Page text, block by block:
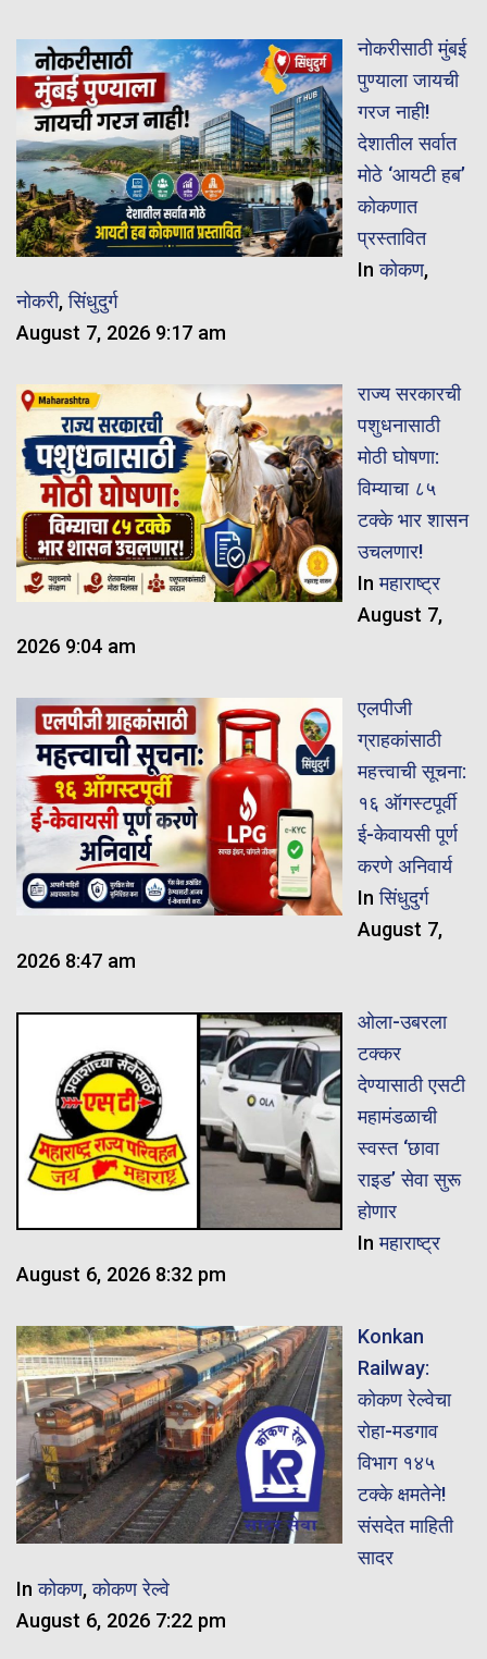
नोकरीसाठी मुंबई
पुण्याला जायची
गरज नाही!
देशातील सर्वात
मोठे ‘आयटी हब’
कोकणात
प्रस्तावित
Inकोकण,
नोकरी,सिंधुदुर्ग
August 7, 2026 9:17 am
राज्य सरकारची
पशुधनासाठी
मोठी घोषणा:
विम्याचा ८५
टक्के भार शासन
उचलणार!
Inमहाराष्ट्र
August 7,
2026 9:04 am
एलपीजी
ग्राहकांसाठी
महत्त्वाची सूचना:
१६ ऑगस्टपूर्वी
ई-केवायसी पूर्ण
करणे अनिवार्य
Inसिंधुदुर्ग
August 7,
2026 8:47 am
ओला-उबरला
टक्कर
देण्यासाठी एसटी
महामंडळाची
स्वस्त ‘छावा
राइड’ सेवा सुरू
होणार
Inमहाराष्ट्र
August 6, 2026 8:32 pm
Konkan
Railway:
कोकण रेल्वेचा
रोहा-मडगाव
विभाग १४५
टक्के क्षमतेने!
संसदेत माहिती
सादर
Inकोकण,कोकण रेल्वे
August 6, 2026 7:22 pm